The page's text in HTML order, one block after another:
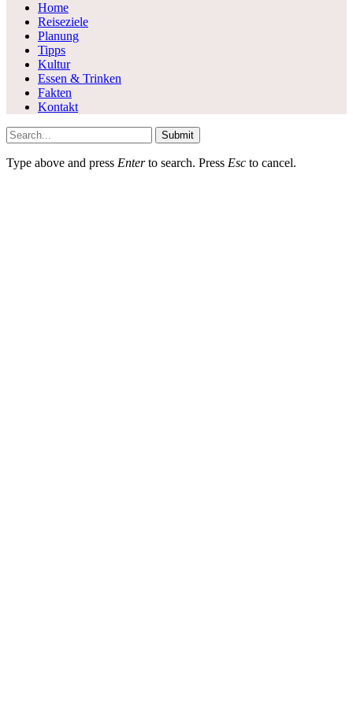
Home
Reiseziele
Planung
Tipps
Kultur
Essen & Trinken
Fakten
Kontakt
Submit
Type above and press Enterto search. Press Esc to cancel.